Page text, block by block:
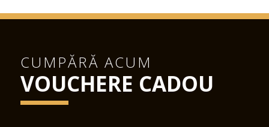
CUMPĂRĂ ACUM
VOUCHERE CADOU